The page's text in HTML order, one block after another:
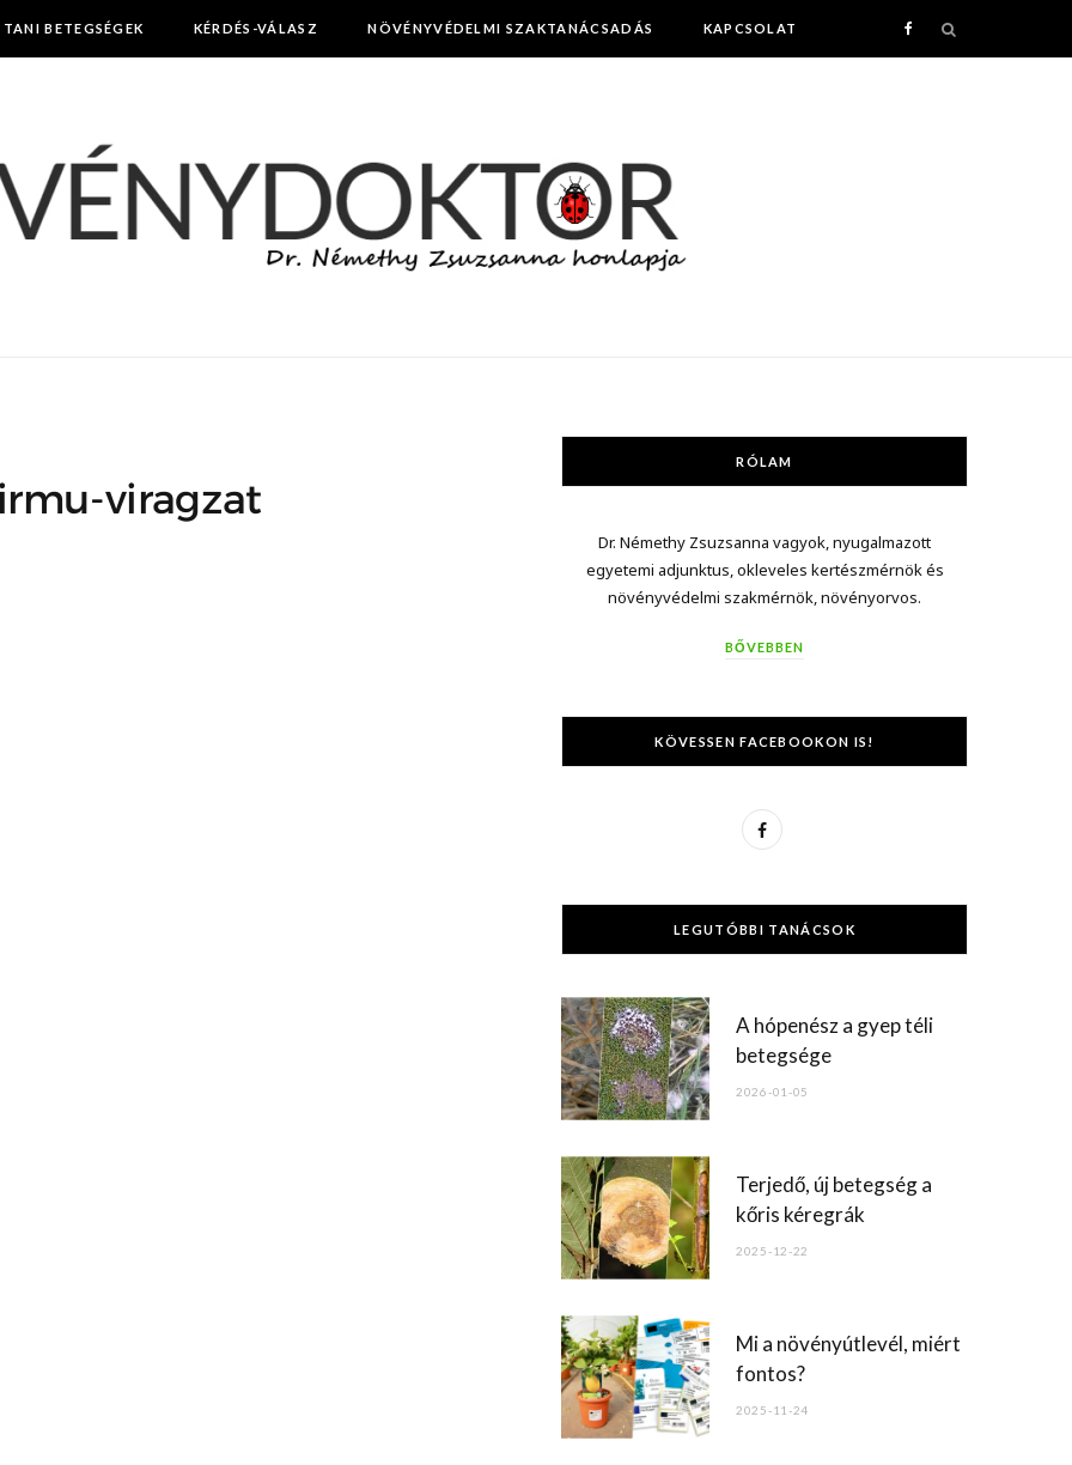
BETEGSÉGEK KÉRDÉS-VÁLASZ NÖVÉNYVÉDELMI SZAKTANÁCSADÁS KAPCSOLAT
viragzat
RÓLAM
Dr. Némethy Zsuzsanna vagyok, nyugalmazott
egyetemi adjunktus, okleveles kertészmérnök és
növényvédelmi szakmérnök, növényorvos.
BŐVEBBEN
KÖVESSEN FACEBOOKON IS!
F
c
e
o
LEGUTÓBBI TANÁCSOK
A hópenész a gyep téli
betegsége
2026-01-05
Terjedő, új betegség a
kőris kéregrák
2025-12-22
Mi a növényútlevél, miért
fontos?
2025-11-24